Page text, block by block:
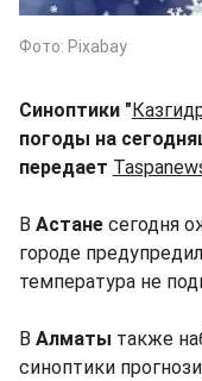
Фото: Pixabay
Синоптики "
погоды на
передает
В Астане сегодня
городе
температура не
В Алматы также
синоптики